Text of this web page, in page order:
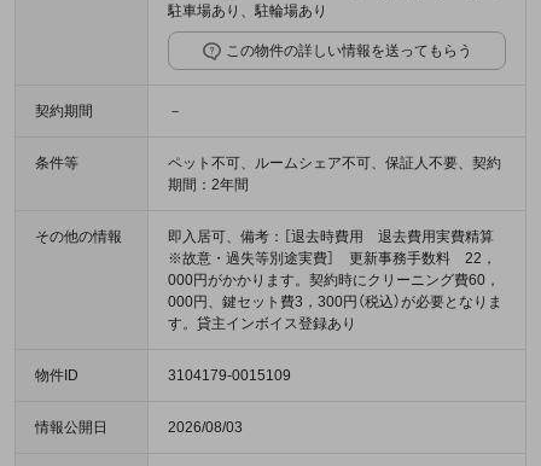
駐車場あり、駐輪場あり
この物件の詳しい情報を送ってもらう
契約期間 －
条件等
ペット不可、ルームシェア不可、保証人不要、契約
期間：2年間
その他の情報
即入居可、備考：［退去時費用 退去費用実費精算
※故意・過失等別途実費］ 更新事務手数料 22，
000円がかかります。契約時にクリーニング費60，
000円、鍵セット費3，300円（税込）が必要となりま
す。貸主インボイス登録あり
物件ID 3104179-0015109
情報公開日 2026/08/03